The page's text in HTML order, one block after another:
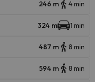
246 m 4 min
324 m 1 min
487 m 8 min
594 m 8 min